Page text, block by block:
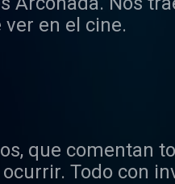
en el cine.
que comentan
Todo con